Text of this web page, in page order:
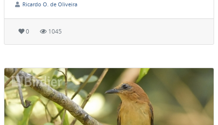
Ricardo O. de Oliveira
0 1045